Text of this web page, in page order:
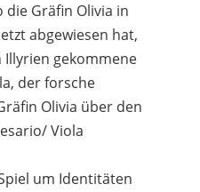
die Gräfin Olivia in
abgewiesen hat,
gekommene
der forsche
Olivia über den
Viola
um Identitäten